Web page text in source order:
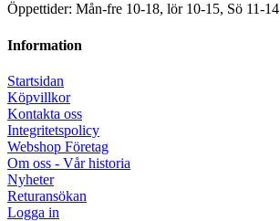
Öppettider: Mån-fre 10-18, lör 10-15, Sö 11-14
Information
Startsidan
Köpvillkor
Kontakta oss
Integritetspolicy
Webshop Företag
Om oss - Vår historia
Nyheter
Returansökan
Logga in